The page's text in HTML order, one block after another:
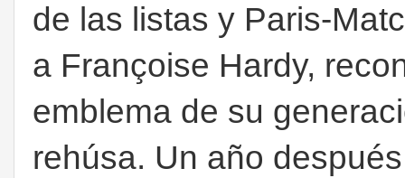
de las listas y Paris-
a Françoise Hardy,
emblema de su
rehúsa. Un año